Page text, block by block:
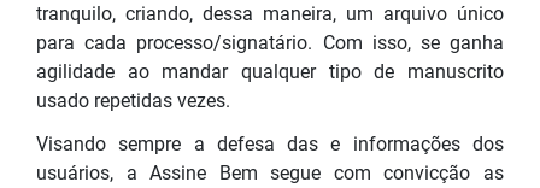
tranquilo, criando, dessa maneira, um arquivo único
para cada processo/signatário. Com isso, se ganha
agilidade ao mandar qualquer tipo de manuscrito
usado repetidas vezes.
Visando sempre a defesa das e informações dos
usuários, a Assine Bem segue com convicção as